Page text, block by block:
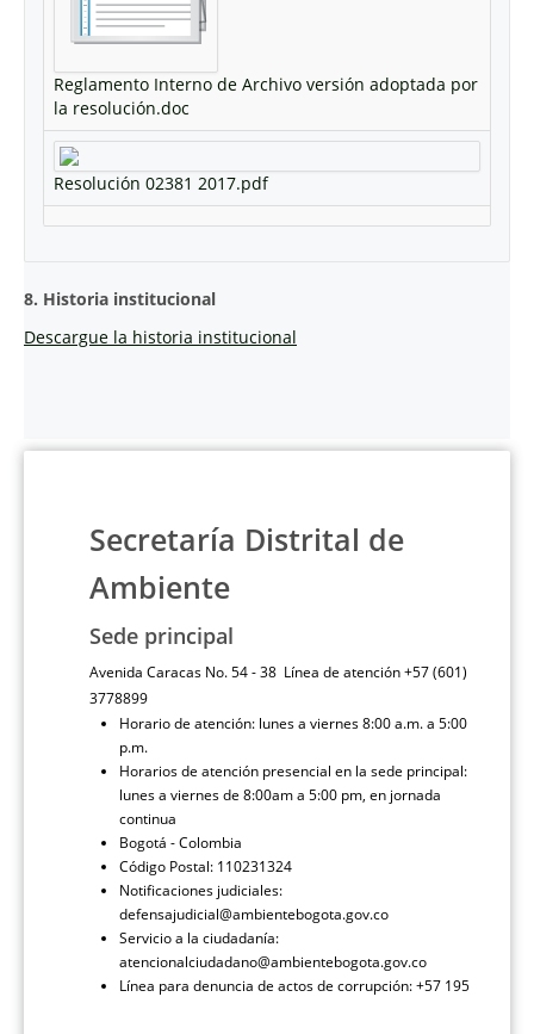
Reglamento Interno de Archivo versión adoptada por
la resolución.doc
Resolución 02381 2017.pdf
8. Historia institucional
Descargue la historia institucional
Secretaría Distrital de
Ambiente
Sede principal
Avenida Caracas No. 54 - 38 Línea de atención +57 (601)
3778899
Horario de atención: lunes a viernes 8:00 a.m. a 5:00
p.m.
Horarios de atención presencial en la sede principal:
lunes a viernes de 8:00am a 5:00 pm, en jornada
continua
Bogotá - Colombia
Código Postal: 110231324
Notificaciones judiciales:
defensajudicial@ambientebogota.gov.co
Servicio a la ciudadanía:
atencionalciudadano@ambientebogota.gov.co
Línea para denuncia de actos de corrupción: +57 195